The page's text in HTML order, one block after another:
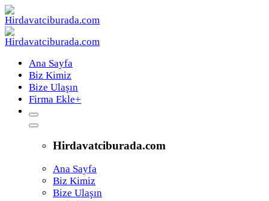
Ana Sayfa
Biz Kimiz
Bize Ulaşın
Firma Ekle+
Hirdavatciburada.com
Ana Sayfa
Biz Kimiz
Bize Ulaşın